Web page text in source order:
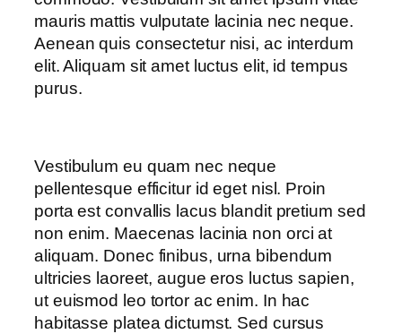
mauris mattis vulputate lacinia nec neque.
Aenean quis consectetur nisi, ac interdum
elit. Aliquam sit amet luctus elit, id tempus
purus.
Vestibulum eu quam nec neque
pellentesque efficitur id eget nisl. Proin
porta est convallis lacus blandit pretium sed
non enim. Maecenas lacinia non orci at
aliquam. Donec finibus, urna bibendum
ultricies laoreet, augue eros luctus sapien,
ut euismod leo tortor ac enim. In hac
habitasse platea dictumst. Sed cursus